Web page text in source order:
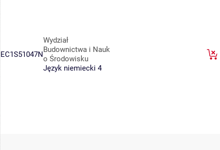
EC1S51047N
Wydział
Budownictwa i Nauk
o Środowisku
Język niemiecki 4